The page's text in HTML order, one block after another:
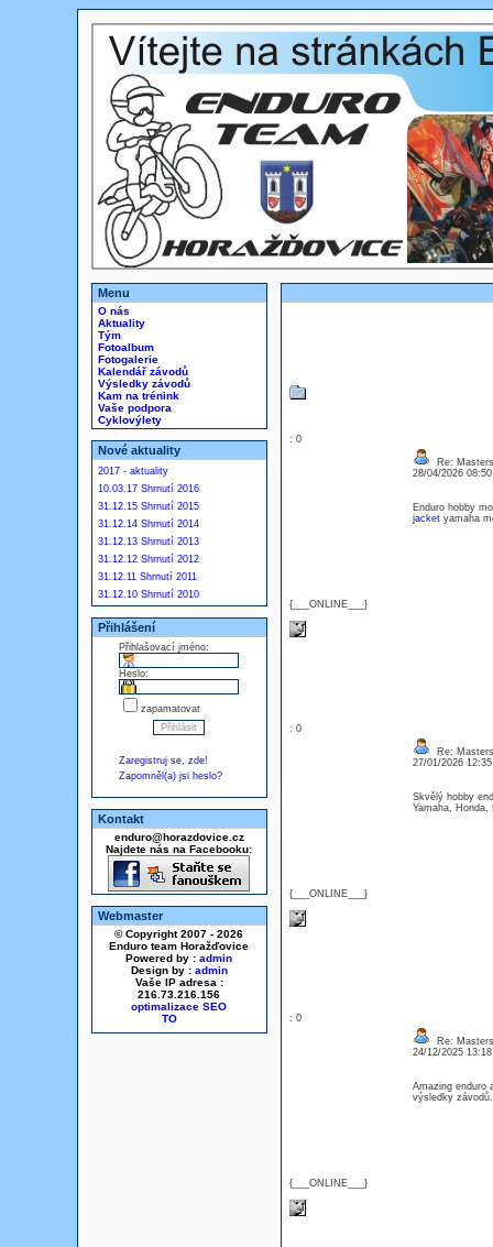
Menu
O nás
Aktuality
Tým
Fotoalbum
Fotogalerie
Kalendář závodů
Výsledky závodů
Kam na trénink
Vaše podpora
Cyklovýlety
Nové aktuality
2017 - aktuality
10.03.17 Shrnutí 2016
31.12.15 Shrnutí 2015
31.12.14 Shrnutí 2014
31.12.13 Shrnutí 2013
31.12.12 Shrnutí 2012
31.12.11 Shrnutí 2011
31.12.10 Shrnutí 2010
Přihlášení
Přihlašovací jméno:
Heslo:
zapamatovat
Zaregistruj se, zde!
Zapomněl(a) jsi heslo?
Kontakt
enduro@horazdovice.cz
Najdete nás na Facebooku:
Webmaster
© Copyright 2007 - 2026
Enduro team Horažďovice
Powered by : admin
Design by : admin
Vaše IP adresa :
216.73.216.156
optimalizace SEO
: 0
{___ONLINE___}
Re:
28/04/2026
Enduro hobby
jacketyamaha
: 0
{___ONLINE___}
Re:
27/01/2026
Skvělý hobby
Yamaha,
: 0
{___ONLINE___}
Re:
24/12/2025
Amazing enduro
výsledky